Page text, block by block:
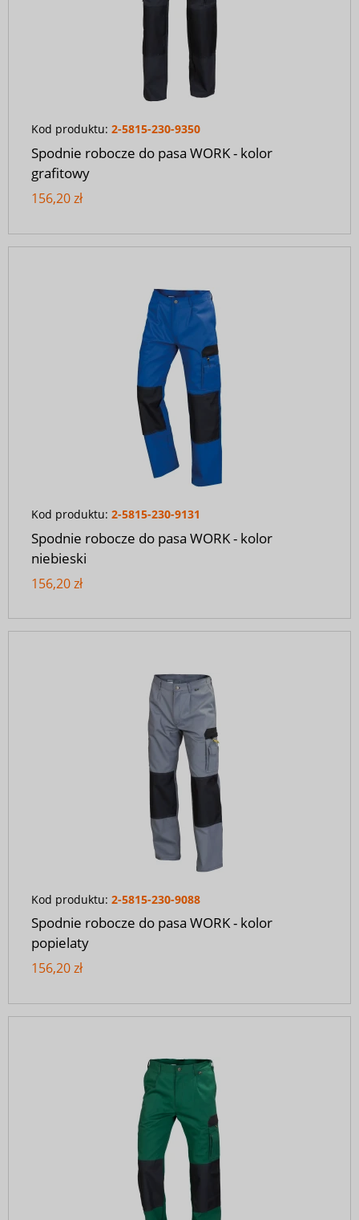
Kod produktu: 2-5815-230-9350
Spodnie robocze do pasa WORK - kolor
grafitowy
156,20 zł
Kod produktu: 2-5815-230-9131
Spodnie robocze do pasa WORK - kolor
niebieski
156,20 zł
Kod produktu: 2-5815-230-9088
Spodnie robocze do pasa WORK - kolor
popielaty
156,20 zł